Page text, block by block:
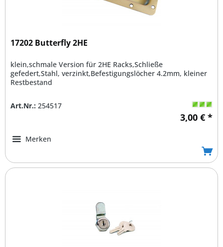
17202 Butterfly 2HE
klein,schmale Version für 2HE Racks,Schließe
gefedert,Stahl, verzinkt,Befestigungslöcher 4.2mm, kleiner
Restbestand
Art.Nr.: 254517
3,00 € *
Merken